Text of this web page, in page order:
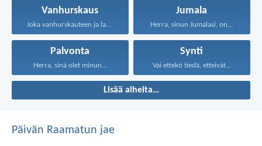
Vanhurskaus
Joka vanhurskauteen ja laupeuteen...
Jumala
Herra, sinun Jumalasi, on...
Palvonta
Herra, sinä olet minun...
Synti
Vai ettekö tiedä, etteivät...
Lisää aiheita…
Päivän Raamatun jae